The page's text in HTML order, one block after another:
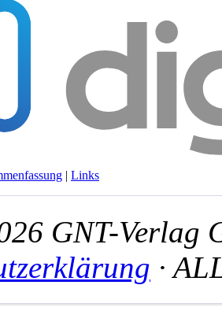
| Links
GNT-Verlag
·